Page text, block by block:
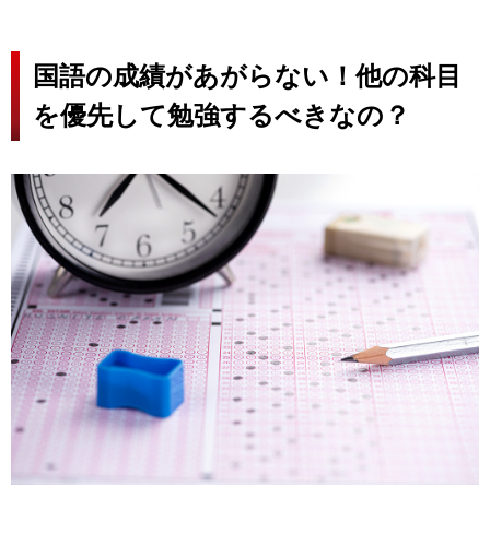
国語の成績があがらない！他の科目
を優先して勉強するべきなの？